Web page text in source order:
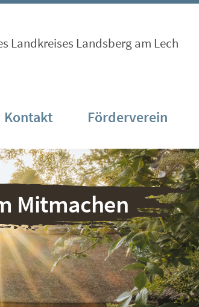
Landkreises Landsberg am Lech
Kontakt Förderverein
Mitmachen